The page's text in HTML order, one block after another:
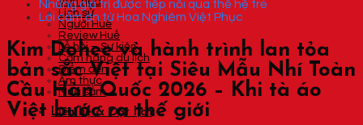
Lịch sử
Người Huế
Review Huế
Lễ hội – Sự kiện
Cẩm nang du lịch
Điểm đến
Ẩm thực
Mua sắm
Liên hệ & Đặt lịch
Những giá trị được tiếp nối qua thế hệ trẻ
Lời cảm ơn từ Hoa Nghiêm Việt Phục
Kim Dohee và hành trình lan tỏa
bản sắc Việt tại Siêu Mẫu Nhí Toàn
Cầu Hàn Quốc 2026 – Khi tà áo
Việt bước ra thế giới